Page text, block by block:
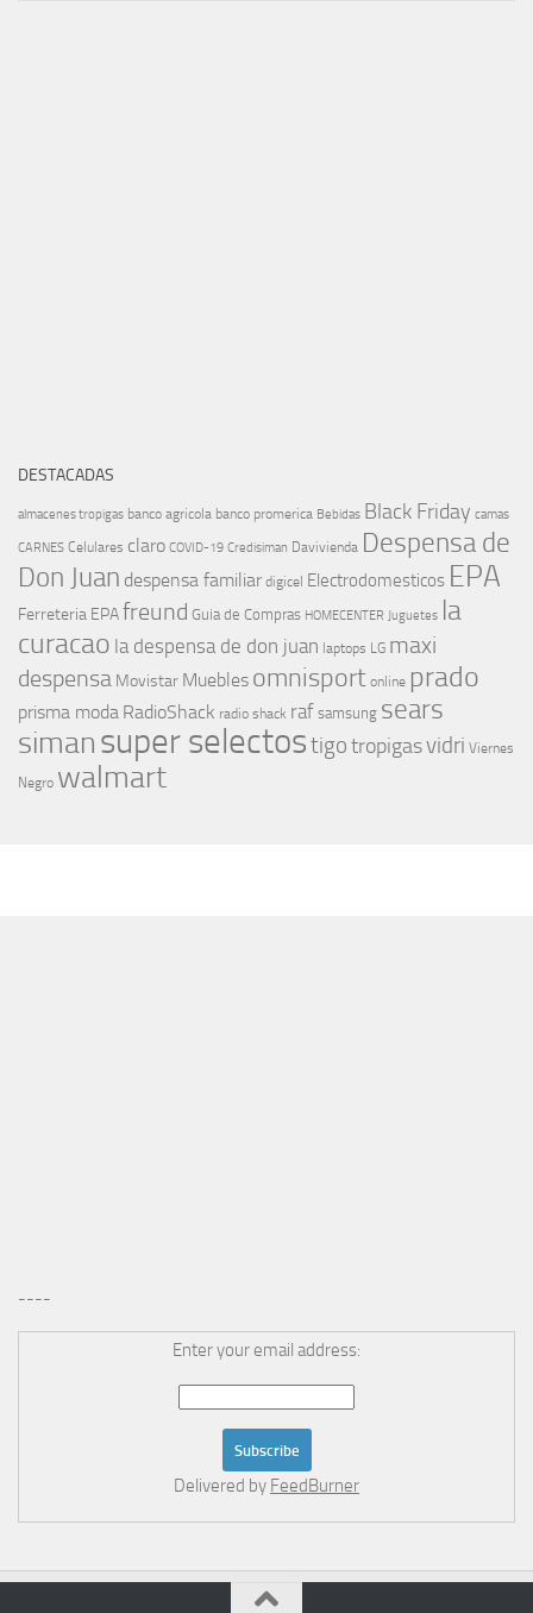
DESTACADAS
almacenes tropigas banco agricola banco promerica Bebidas Black Friday camas
CARNES Celulares claro COVID-19 Credisiman Davivienda Despensa de
Don Juan despensa familiar digicel Electrodomesticos EPA
Ferreteria EPAfreund Guia de Compras HOMECENTER Juguetes la
curacao la despensa de don juan laptops LG maxi
despensa Movistar Muebles omnisport online prado
prisma moda RadioShack radio shack raf samsung sears
simansuper selectostigotropigasvidri Viernes
Negro walmart
----
Enter your email address:
Delivered by FeedBurner